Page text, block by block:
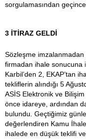
sorgulamasından geçince
3 İTİRAZ GELDİ
Sözleşme
firmadan ihale sonucuna
Karbil’den 2, EKAP’tan
tekliflerin alındığı 5
ASİS Elektronik ve
önce idareye, ardından
bulundu. Geçtiğimiz
değerlendiren Kamu
ihalede en düşük teklifi